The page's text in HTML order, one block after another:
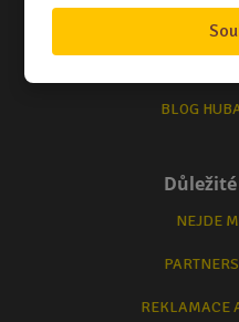
BLOG
NEJDE
REKLAMACE